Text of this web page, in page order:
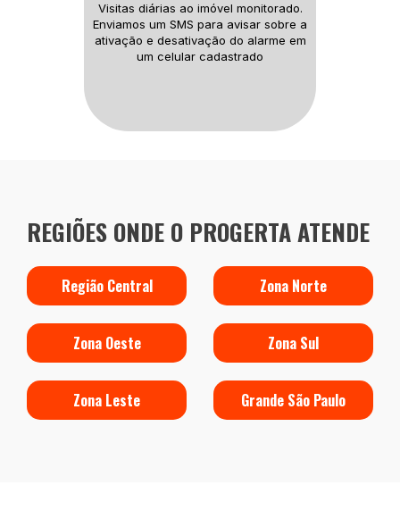
Visitas diárias ao imóvel monitorado.
Enviamos um SMS para avisar sobre a
ativação e desativação do alarme em
um celular cadastrado
REGIÕES ONDE O PROGERTA ATENDE
Região Central Zona Norte
Zona Oeste Zona Sul
Zona Leste Grande São Paulo